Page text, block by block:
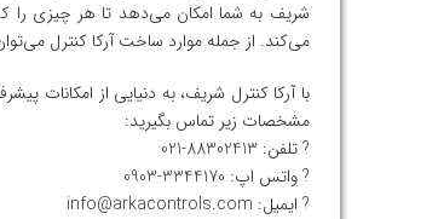
شریف به شما امکان می‌دهد تا هر چیزی را
می‌کند. از جمله موارد ساخت آرکا کنترل
با آرکا کنترل شریف، به دنیایی از امکانات
مشخصات زیر تماس بگیرید:
? تلفن: 88302413-021
? واتس اپ: 3344170-0903
? ایمیل: info@arkacontrols.com